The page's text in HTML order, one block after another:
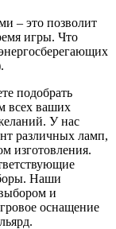
– это позволит
игры. Что
подобрать
всех ваших
У нас
различных ламп,
изготовления.
Наши
и
оснащение